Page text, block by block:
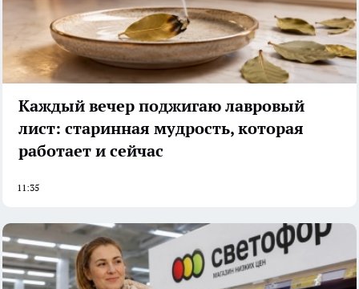
Каждый вечер поджигаю лавровый
лист: старинная мудрость, которая
работает и сейчас
11:35